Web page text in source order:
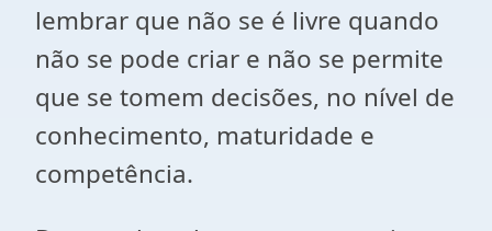
lembrar que não se é livre quando
não se pode criar e não se permite
que se tomem decisões, no nível de
conhecimento, maturidade e
competência.